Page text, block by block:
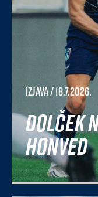
Izjava/ 18.7.2026.
Dolček
Honved